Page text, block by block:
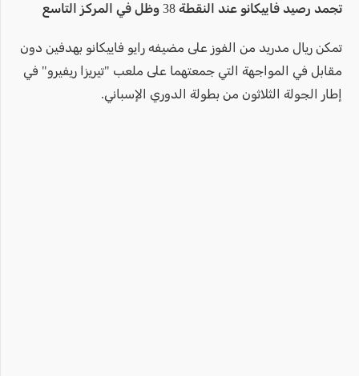
تجمد رصيد فاييكانو عند النقطة 38 وظل في المركز التاسع
تمكن ريال مدريد من الفوز على مضيفه رايو فاييكانو بهدفين دون
مقابل في المواجهة التي جمعتهما على ملعب "تيريزا ريفيرو" في
إطار الجولة الثلاثون من بطولة الدوري الإسباني.